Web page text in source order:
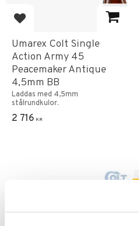
Add to favorites
Umarex Colt Single
Action Army 45
Peacemaker Antique
4,5mm BB
Laddas med 4,5mm
stålrundkulor.
2 716 KR